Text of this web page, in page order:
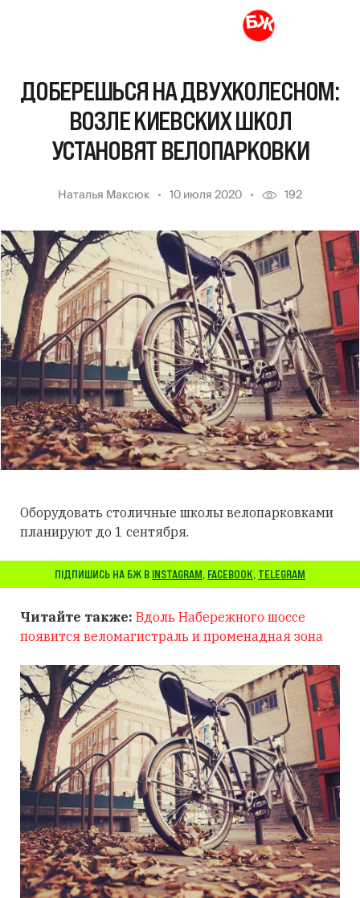
ДОБЕРЕШЬСЯ НА ДВУХКОЛЕСНОМ:
ВОЗЛЕ КИЕВСКИХ ШКОЛ
УСТАНОВЯТ ВЕЛОПАРКОВКИ
Наталья Максюк 10 июля 2020 192
Оборудовать столичные школы велопарковками
планируют до 1 сентября.
ПІДПИШИСЬ НА БЖ В INSTAGRAM, FACEBOOK, TELEGRAM
Читайте также: Вдоль Набережного шоссе
появится веломагистраль и променадная зона